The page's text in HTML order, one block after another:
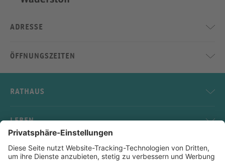
ADRESSE
ÖFFNUNGSZEITEN
RATHAUS
LEBEN
SERVICE